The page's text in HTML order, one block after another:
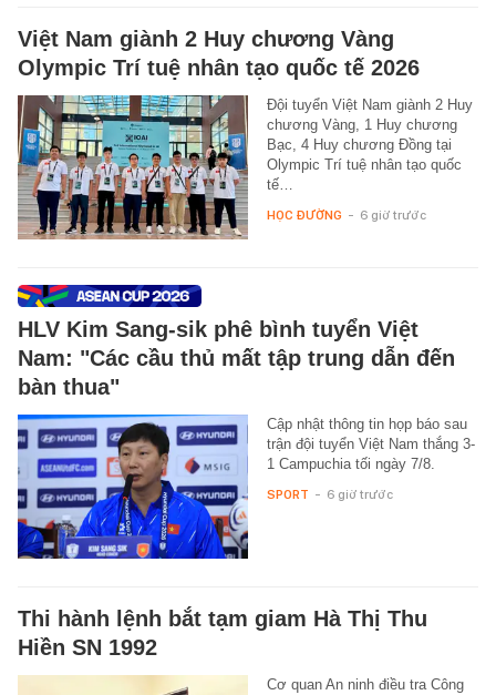
Việt Nam giành 2 Huy chương Vàng
Olympic Trí tuệ nhân tạo quốc tế 2026
Đội tuyển Việt Nam giành 2 Huy
chương Vàng, 1 Huy chương
Bạc, 4 Huy chương Đồng tại
Olympic Trí tuệ nhân tạo quốc
tế…
HỌC ĐƯỜNG - 6 giờ trước
HLV Kim Sang-sik phê bình tuyển Việt
Nam: "Các cầu thủ mất tập trung dẫn đến
bàn thua"
Cập nhật thông tin họp báo sau
trận đội tuyển Việt Nam thắng 3-
1 Campuchia tối ngày 7/8.
SPORT - 6 giờ trước
Thi hành lệnh bắt tạm giam Hà Thị Thu
Hiền SN 1992
Cơ quan An ninh điều tra Công